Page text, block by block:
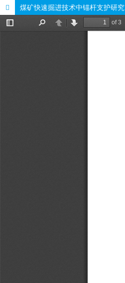
煤矿快速掘进技术中锚杆支护研究